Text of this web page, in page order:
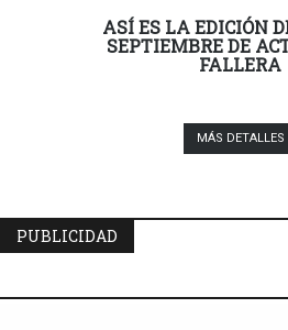
ASÍ ES LA EDICIÓN
SEPTIEMBRE DE
FALLERA
MÁS DETALLES
PUBLICIDAD